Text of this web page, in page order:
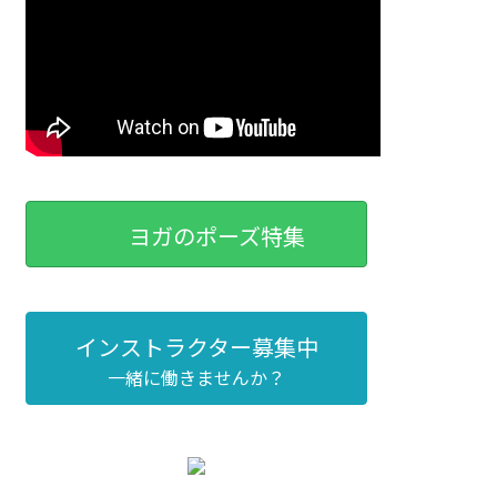
ヨガのポーズ特集
インストラクター募集中
一緒に働きませんか？